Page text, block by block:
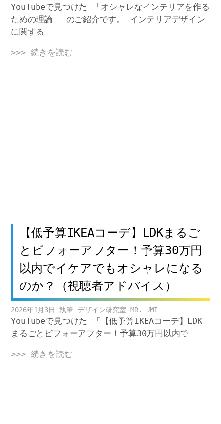
YouTubeで見つけた 「オシャレなインテリアを作る
ための理論」 のご紹介です。 インテリアデザイン
に関する
>>> 続きを読む
【低予算IKEAコーデ】LDKまるご
とビフォーアフター！予算30万円
以内でイケアでもオシャレになる
のか？（視聴者アドバイス）
2026年1月3日 デザイン研究室 MR. UMI
YouTubeで見つけた 「【低予算IKEAコーデ】LDK
まるごとビフォーアフター！予算30万円以内で
>>> 続きを読む